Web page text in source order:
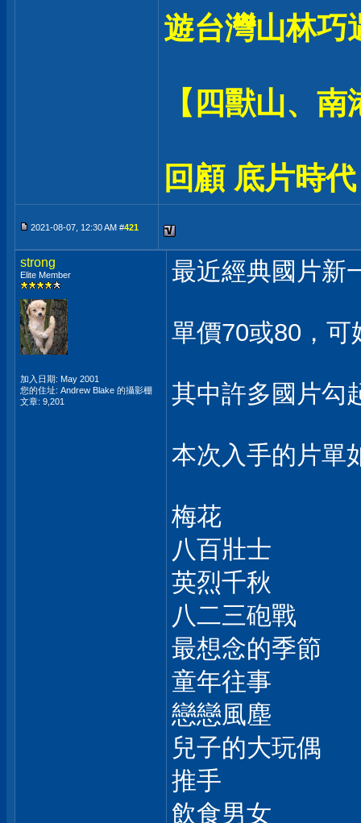
遊台灣山林巧
【四獸山、
回顧 底片時
2021-08-07, 12:30 AM #421
strong
Elite Member
加入日期: May 2001
您的住址: Andrew Blake 的攝影棚
文章: 9,201
最近經典國片新
單價70或80，
其中許多國片勾
本次入手的片單
梅花
八百壯士
英烈千秋
八二三砲戰
最想念的季節
童年往事
戀戀風塵
兒子的大玩偶
推手
飲食男女